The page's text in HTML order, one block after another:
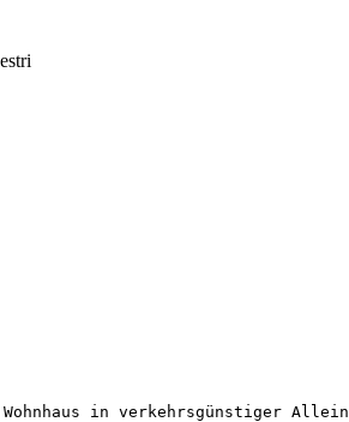
in verkehrsgünstiger